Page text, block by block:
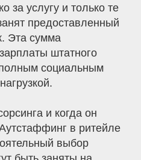
за услугу и только те
предоставленный
Эта сумма
штатного
социальным
и когда он
в ритейле
выбор